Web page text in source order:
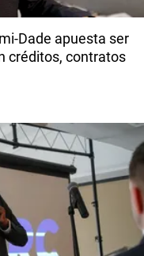
Dade apuesta ser
créditos, contratos